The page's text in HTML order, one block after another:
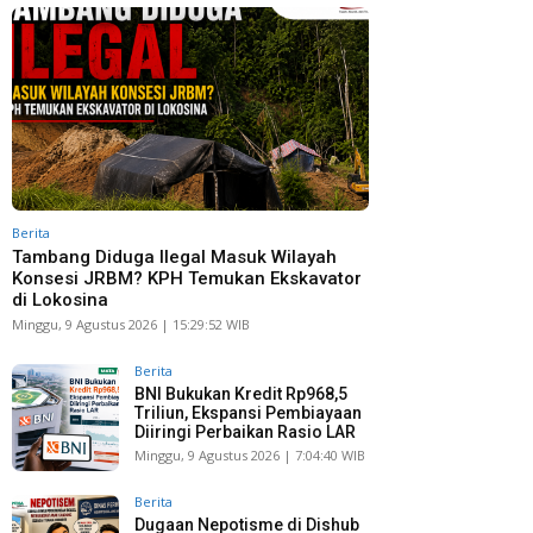
Berita
Tambang Diduga Ilegal Masuk Wilayah
Konsesi JRBM? KPH Temukan Ekskavator
di Lokosina
Minggu, 9 Agustus 2026 | 15:29:52 WIB
Berita
BNI Bukukan Kredit Rp968,5
Triliun, Ekspansi Pembiayaan
Diiringi Perbaikan Rasio LAR
Minggu, 9 Agustus 2026 | 7:04:40 WIB
Berita
Dugaan Nepotisme di Dishub